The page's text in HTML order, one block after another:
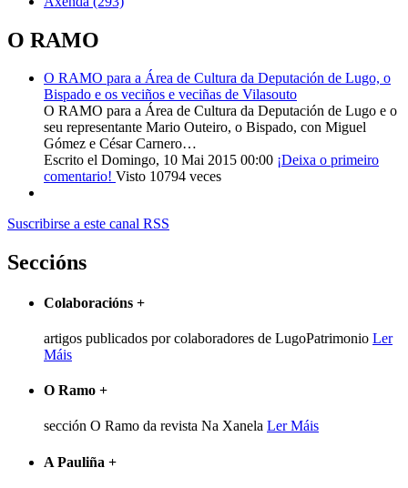
O RAMO
O RAMO para a Área de Cultura da Deputación de Lugo, o
Bispado e os veciños e veciñas de Vilasouto
O RAMO para a Área de Cultura da Deputación de Lugo e o
seu representante Mario Outeiro, o Bispado, con Miguel
Gómez e César Carnero…
Escrito el Domingo, 10 Mai 2015 00:00 ¡Deixa o primeiro
comentario! Visto 10794 veces
Suscribirse a este canal RSS
Seccións
Colaboracións +
artigos publicados por colaboradores de LugoPatrimonio Ler
Máis
O Ramo +
sección O Ramo da revista Na Xanela Ler Máis
A Pauliña +